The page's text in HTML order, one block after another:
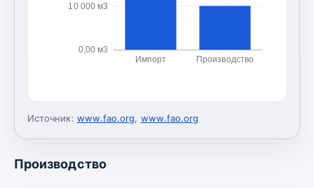
0,00 м3
10 000 м3
Импорт Производство
Источник: www.fao.org, www.fao.org
Производство